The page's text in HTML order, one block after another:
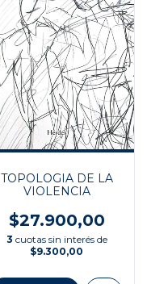
TOPOLOGIA DE LA
VIOLENCIA
$27.900,00
3 cuotas sin interés de
$9.300,00